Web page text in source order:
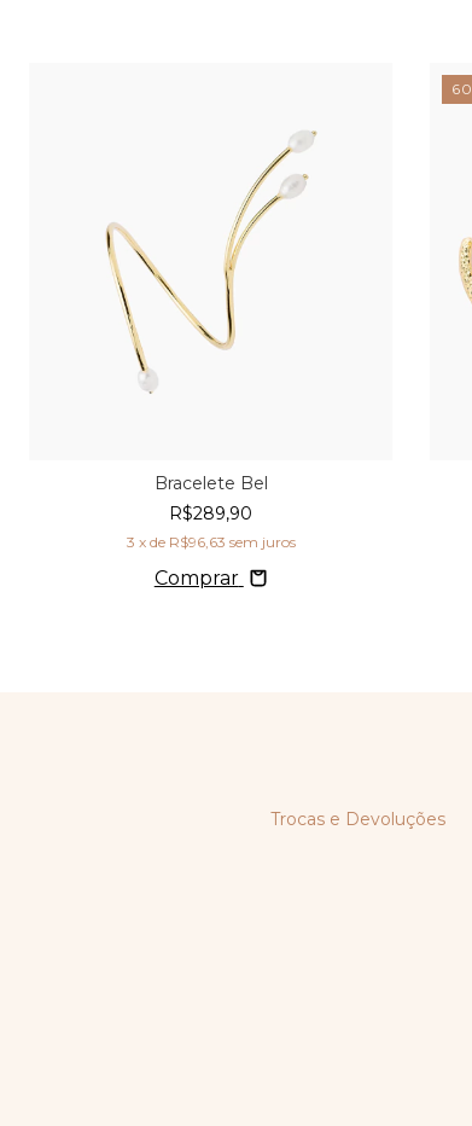
Bracelete Bel
R$289,90
3 x de R$96,63 sem juros
Comprar
60
Trocas e Devoluções